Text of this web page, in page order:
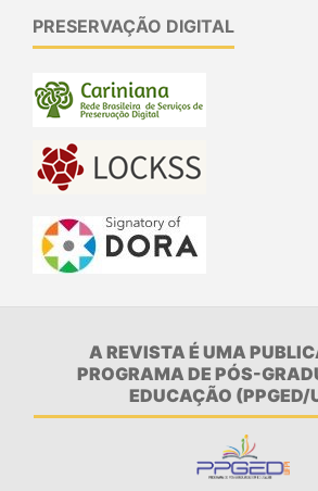
PRESERVAÇÃO DIGITAL
A REVISTA É UMA
PROGRAMA DE PÓS-
EDUCAÇÃO (PPGED/